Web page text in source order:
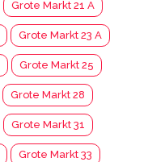
Grote Markt 21 A
Grote Markt 23 A
Grote Markt 25
Grote Markt 28
Grote Markt 31
Grote Markt 33